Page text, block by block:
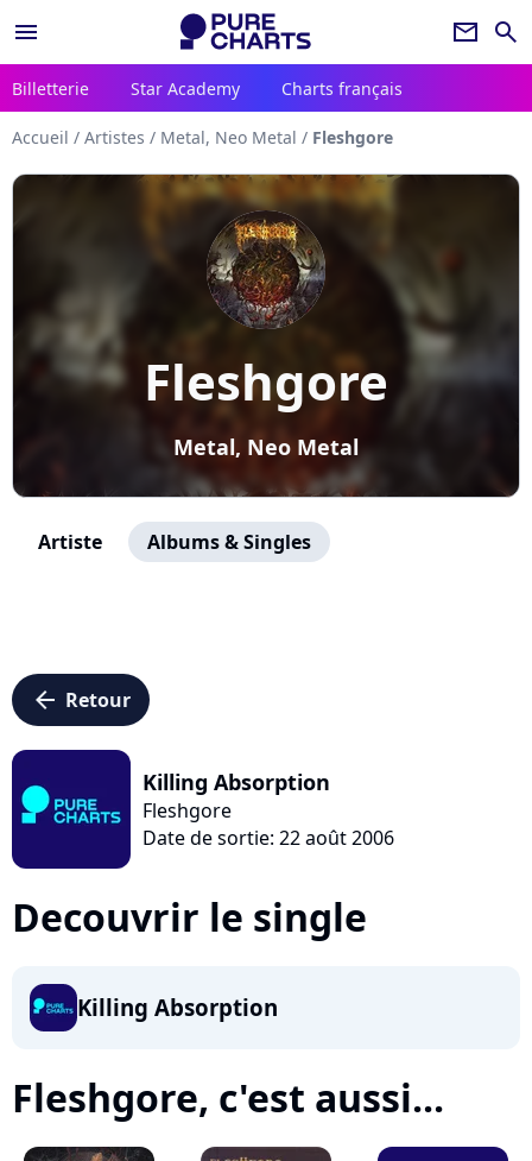
menu newsletter search
Billetterie Star Academy Charts français
Accueil / Artistes / Metal, Neo Metal / Fleshgore
Fleshgore
Metal, Neo Metal
Artiste Albums & Singles
arrow_left Retour
Killing Absorption
Fleshgore
Date de sortie: 22 août 2006
Decouvrir le single
Killing Absorption
Fleshgore, c'est aussi...